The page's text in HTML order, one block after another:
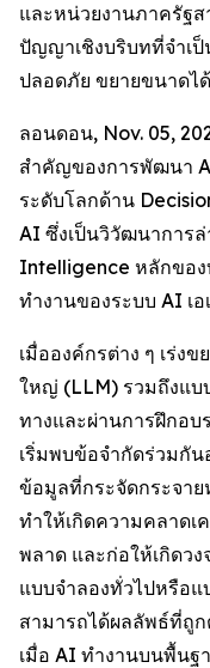
และหน่วยงานภาครัฐส
ปัญญาเชิงบริบทที่จำเป็
ปลอดภัย ขยายขนาดไ
ลอนดอน, Nov. 05,
สำคัญของการพัฒนา
ระดับโลกด้าน
AI ซึ่งเป็นวิวัฒนาการ
Intelligence หลักขอ
ทำงานของระบบ AI เ
เมื่อองค์กรต่าง ๆ เร่ง
ใหญ่ (LLM) รวมถึงแบ
ทางและผ่านการฝึกอบ
เริ่มพบข้อจำกัดร่วมกั
ข้อมูลที่กระจัดกระจา
ทำให้เกิดความคลาดเ
พลาด และก่อให้เกิดว
แบบจำลองทั่วไปหรือแ
สามารถได้ผลลัพธ์ที่ถูก
เมื่อ AI ทำงานบนพื้นฐ